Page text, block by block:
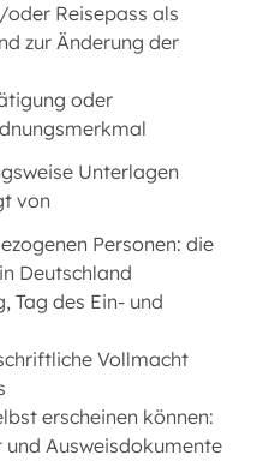
Reisepass als
zur Änderung der
oder
Unterlagen
von
Personen: die
Deutschland
Tag des Ein- und
Vollmacht
erscheinen können:
Ausweisdokumente